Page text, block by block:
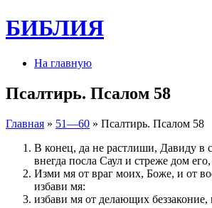
БИБЛИЯ
На главную
Псалтирь. Псалом 58
Главная » 51—60 » Псалтирь. Псалом 58
В конец, да не растлиши, Давиду в
внегда посла Саул и стреже дом
Изми мя от враг моих, Боже, и от
избави мя:
избави мя от делающих